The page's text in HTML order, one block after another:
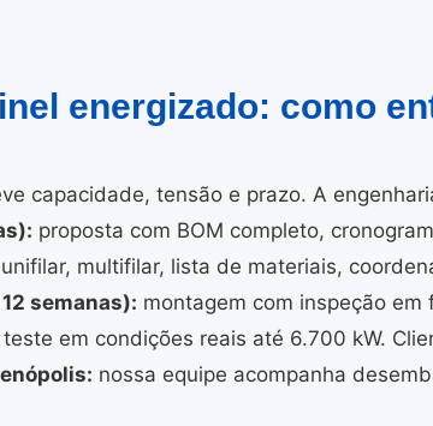
energizado: como
capacidade, tensão e prazo. A
proposta com BOM completo,
unifilar, multifilar, lista de materiais,
semanas): montagem com inspeção em
teste em condições reais até 6.700 kW.
nossa equipe acompanha